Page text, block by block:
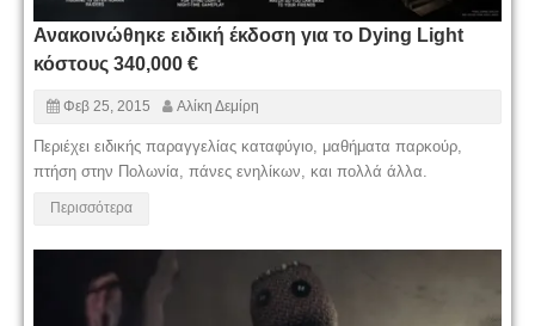
Ανακοινώθηκε ειδική έκδοση για το Dying Light
κόστους 340,000 €
Φεβ 25, 2015 Αλίκη Δεμίρη
Περιέχει ειδικής παραγγελίας καταφύγιο, μαθήματα παρκούρ,
πτήση στην Πολωνία, πάνες ενηλίκων, και πολλά άλλα.
Περισσότερα